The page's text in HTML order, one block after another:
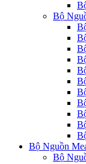
Bộ
Bộ Nguồn
Bộ